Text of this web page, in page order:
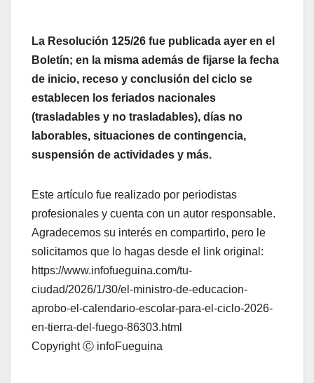
La Resolución 125/26 fue publicada ayer en el
Boletín; en la misma además de fijarse la fecha
de inicio, receso y conclusión del ciclo se
establecen los feriados nacionales
(trasladables y no trasladables), días no
laborables, situaciones de contingencia,
suspensión de actividades y más.
Este artículo fue realizado por periodistas
profesionales y cuenta con un autor responsable.
Agradecemos su interés en compartirlo, pero le
solicitamos que lo hagas desde el link original:
https://www.infofueguina.com/tu-
ciudad/2026/1/30/el-ministro-de-educacion-
aprobo-el-calendario-escolar-para-el-ciclo-2026-
en-tierra-del-fuego-86303.html
Copyright Ⓒ infoFueguina